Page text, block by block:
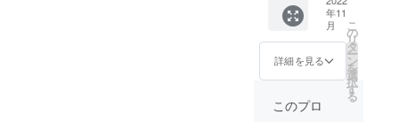
ト、DIY
リノベ
のコト
語り合
いま
菓付き
えても
らい実
践する
ワーク
の間の
リビン
【断熱
建具
編】
ワーク
ショッ
プ 参
加権 プ
ロの大
年11
月
詳細を見る
こ
の
リ
タ
ー
ン
を
選
択
す
る
このプロ